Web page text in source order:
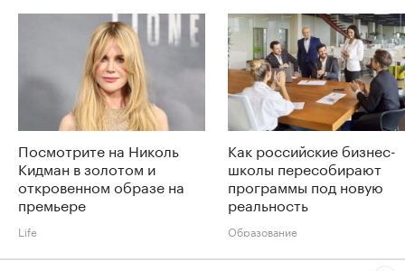
Посмотрите на Николь
Кидман в золотом и
откровенном образе на
премьере
Life
Как российские бизнес-
школы пересобирают
программы под новую
реальность
Образование